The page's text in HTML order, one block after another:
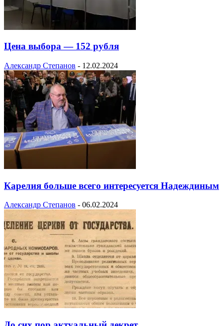
Цена выбора — 152 рубля
Александр Степанов - 12.02.2024
Карелия больше всего интересуется Надеждиным
Александр Степанов - 06.02.2024